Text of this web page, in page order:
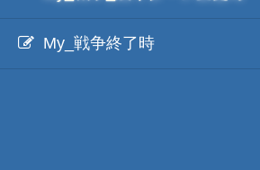
音入替
My_戦争終了時